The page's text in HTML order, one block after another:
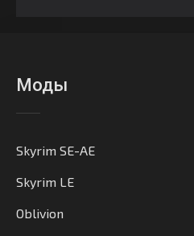
Моды
Skyrim SE-AE
Skyrim LE
Oblivion